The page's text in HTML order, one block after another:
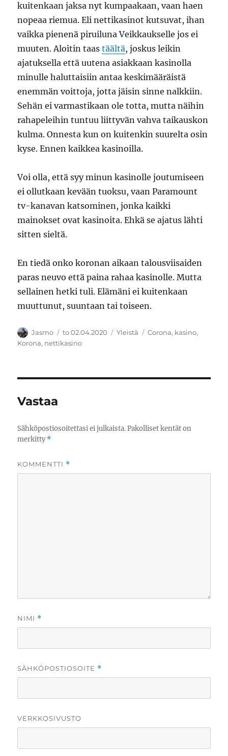
kuitenkaan jaksa nyt kumpaakaan, vaan haen
nopeaa riemua. Eli nettikasinot kutsuvat, ihan
vaikka pienenä piruiluna Veikkaukselle jos ei
muuten. Aloitin taastäältä, joskus leikin
ajatuksella että uutena asiakkaan kasinolla
minulle haluttaisiin antaa keskimääräistä
enemmän voittoja, jotta jäisin sinne nalkkiin.
Sehän ei varmastikaan ole totta, mutta näihin
rahapeleihin tuntuu liittyvän vahva taikauskon
kulma. Onnesta kun on kuitenkin suurelta osin
kyse. Ennen kaikkea kasinoilla.
Voi olla, että syy minun kasinolle joutumiseen
ei ollutkaan kevään tuoksu, vaan Paramount
tv-kanavan katsominen, jonka kaikki
mainokset ovat kasinoita. Ehkä se ajatus lähti
sitten sieltä.
En tiedä onko koronan aikaan talousviisaiden
paras neuvo että paina rahaa kasinolle. Mutta
sellainen hetki tuli. Elämäni ei kuitenkaan
muuttunut, suuntaan tai toiseen.
Kirjoittaja
Jasmo Julkaistu
to 02.04.2020 Kategoriat
Yleistä Avainsanat
Corona, kasino,
Korona, nettikasino
Vastaa
Sähköpostiosoitettasi ei julkaista. Pakolliset kentät on
merkitty*
KOMMENTTI *
NIMI *
SÄHKÖPOSTIOSOITE *
VERKKOSIVUSTO